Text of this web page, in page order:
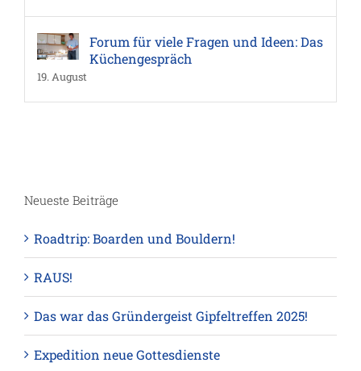
Forum für viele Fragen und Ideen: Das
Küchengespräch
19. August
Neueste Beiträge
Roadtrip: Boarden und Bouldern!
RAUS!
Das war das Gründergeist Gipfeltreffen 2025!
Expedition neue Gottesdienste